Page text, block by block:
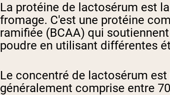
La protéine de lactosérum est
fromage. C'est une protéine
ramifiée (BCAA) qui
poudre en utilisant différentes
Le concentré de lactosérum
généralement comprise entre